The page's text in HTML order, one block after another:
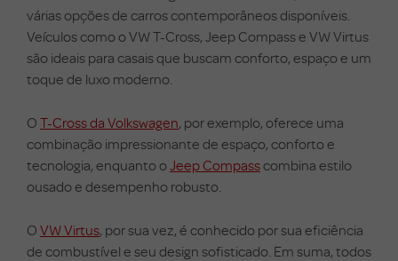
várias opções de carros contemporâneos disponíveis.
Veículos como o VW T-Cross, Jeep Compass e VW Virtus
são ideais para casais que buscam conforto, espaço e um
toque de luxo moderno.
O T-Cross da Volkswagen, por exemplo, oferece uma
combinação impressionante de espaço, conforto e
tecnologia, enquanto oJeep Compasscombina estilo
ousado e desempenho robusto.
O VW Virtus, por sua vez, é conhecido por sua eficiência
de combustível e seu design sofisticado. Em suma, todos